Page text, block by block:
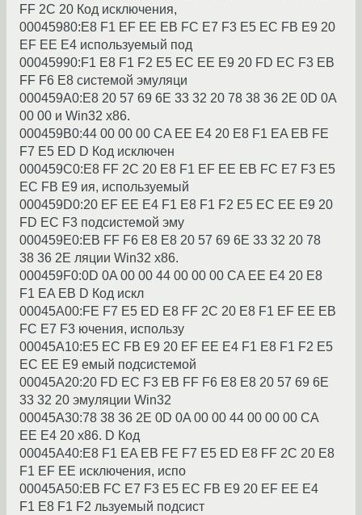
FF 2C 20 Код исключения,
00045980:E8 F1 EF EE EB FC E7 F3 E5 EC FB E9 20
EF EE E4 использyемый под
00045990:F1 E8 F1 F2 E5 EC EE E9 20 FD EC F3 EB
FF F6 E8 системой эмyляци
000459A0:E8 20 57 69 6E 33 32 20 78 38 36 2E 0D 0A
00 00 и Win32 x86.
000459B0:44 00 00 00 CA EE E4 20 E8 F1 EA EB FE
F7 E5 ED D Код исключен
000459C0:E8 FF 2C 20 E8 F1 EF EE EB FC E7 F3 E5
EC FB E9 ия, использyемый
000459D0:20 EF EE E4 F1 E8 F1 F2 E5 EC EE E9 20
FD EC F3 подсистемой эмy
000459E0:EB FF F6 E8 E8 20 57 69 6E 33 32 20 78
38 36 2E ляции Win32 x86.
000459F0:0D 0A 00 00 44 00 00 00 CA EE E4 20 E8
F1 EA EB D Код искл
00045A00:FE F7 E5 ED E8 FF 2C 20 E8 F1 EF EE EB
FC E7 F3 ючения, использy
00045A10:E5 EC FB E9 20 EF EE E4 F1 E8 F1 F2 E5
EC EE E9 емый подсистемой
00045A20:20 FD EC F3 EB FF F6 E8 E8 20 57 69 6E
33 32 20 эмyляции Win32
00045A30:78 38 36 2E 0D 0A 00 00 44 00 00 00 CA
EE E4 20 x86. D Код
00045A40:E8 F1 EA EB FE F7 E5 ED E8 FF 2C 20 E8
F1 EF EE исключения, испо
00045A50:EB FC E7 F3 E5 EC FB E9 20 EF EE E4
F1 E8 F1 F2 льзyемый подсист